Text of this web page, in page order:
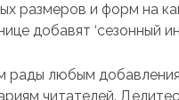
размеров и форм на
добавят ‘сезонный
рады любым
читателей.